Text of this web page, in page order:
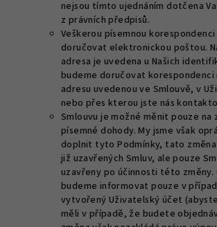
nejsou tímto ujednáním dotčena
z právních předpisů.
Veškerou písemnou korespondenci
doručovat elektronickou poštou.
adresa je uvedena u Našich
budeme doručovat korespondenci
adresu uvedenou ve Smlouvě, v
nebo přes kterou jste nás
Smlouvu je možné měnit pouze na
písemné dohody. My jsme však
doplnit tyto Podmínky, tato
již uzavřených Smluv, ale pouze
uzavřeny po účinnosti této změny.
budeme informovat pouze v
vytvořený Uživatelský účet
měli v případě, že budete